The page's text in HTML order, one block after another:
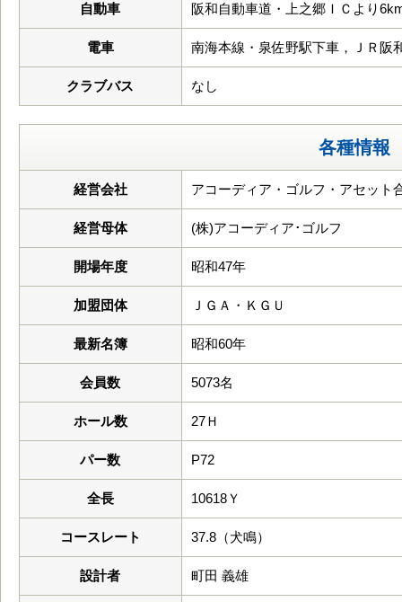
自動車 阪和自動車道・上之郷ＩＣより
電車 南海本線・泉佐野駅下車，ＪＲ阪
クラブバス なし
各種情報
経営会社 アコーディア・ゴルフ・アセット
経営母体 (株)アコーディア･ゴルフ
開場年度 昭和47年
加盟団体 ＪＧＡ・ＫＧＵ
最新名簿 昭和60年
会員数 5073名
ホール数 27Ｈ
パー数 P72
全長 10618Ｙ
コースレート 37.8（犬鳴）
設計者 町田 義雄